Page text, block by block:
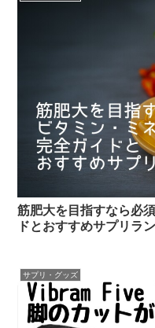
筋肥大を目指すなら必
ドとおすすめサプリラ
サプリ・グッズ